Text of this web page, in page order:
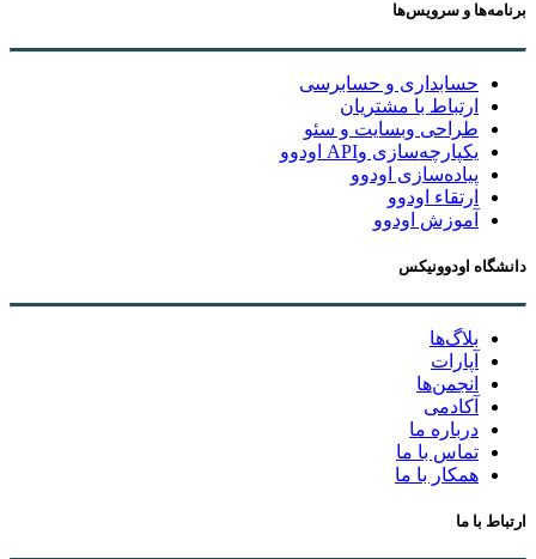
برنامه‌ها و سرویس‌ها
حسابداری و حسابرسی
ارتباط با مشتریان
طراحی وبسایت و سئو
یکپارچه‌سازی وAPI اودوو
پیاده‌سازی اودوو
ارتقاء اودوو
آموزش اودوو
دانشگاه اودوونیکس
بلاگ‌ها
آپارات
انجمن‌ها
آکادمی
درباره ما
تماس با ما
همکار با ما
ارتباط با ما